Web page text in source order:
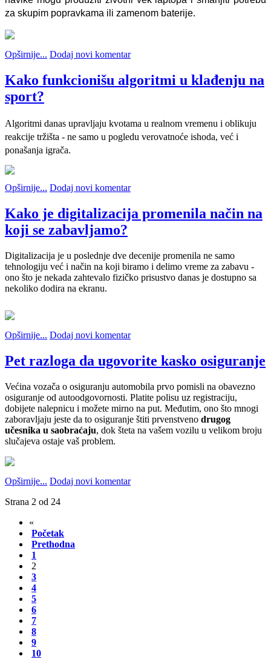
za skupim popravkama ili zamenom baterije.
Opširnije... Dodaj novi komentar
Kako funkcionišu algoritmi u klađenju na
sport?
Algoritmi danas upravljaju kvotama u realnom vremenu i oblikuju
reakcije tržišta - ne samo u pogledu verovatnoće ishoda, već i
ponašanja igrača.
Opširnije... Dodaj novi komentar
Kako je digitalizacija promenila način na
koji se zabavljamo?
Digitalizacija je u poslednje dve decenije promenila ne samo
tehnologiju već i način na koji biramo i delimo vreme za zabavu -
ono što je nekada zahtevalo fizičko prisustvo danas je dostupno sa
nekoliko dodira na ekranu.
Opširnije... Dodaj novi komentar
Pet razloga da ugovorite kasko osiguranje
Većina vozača o osiguranju automobila prvo pomisli na obavezno
osiguranje od autoodgovornosti. Platite polisu uz registraciju,
dobijete nalepnicu i možete mirno na put. Međutim, ono što mnogi
zaboravljaju jeste da to osiguranje štiti prvenstveno drugog
učesnika u saobraćaju, dok šteta na vašem vozilu u velikom broju
slučajeva ostaje vaš problem.
Opširnije... Dodaj novi komentar
Strana 2 od 24
«
Početak
Prethodna
1
2
3
4
5
6
7
8
9
10